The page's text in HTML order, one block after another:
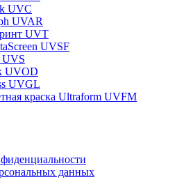
UVC
UVAR
UVT
UVSF
UVS
UVOD
UVGL
краска Ultraform UVFM
данных